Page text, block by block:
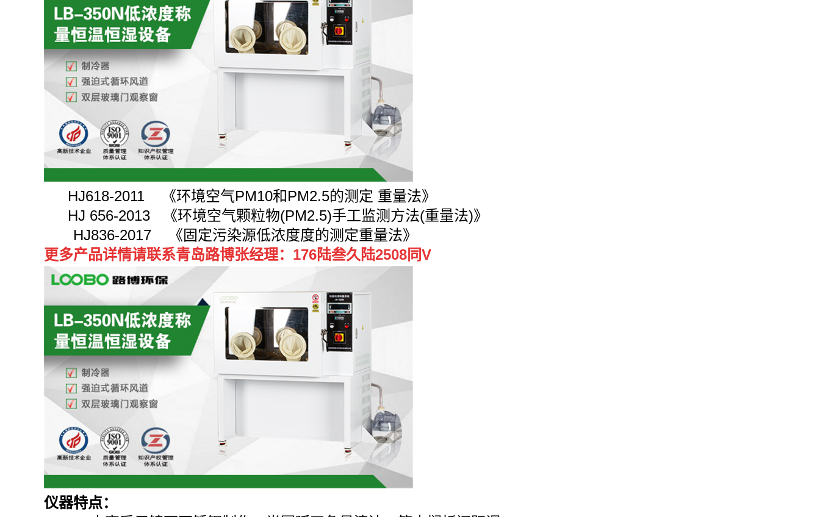
HJ618-2011 《环境空气PM10和PM2.5的测定 重量法》
HJ 656-2013 《环境空气颗粒物(PM2.5)手工监测方法(重量法)》
HJ836-2017 《固定污染源低浓度度的测定重量法》
更多产品详情请联系青岛路博张经理：176陆叁久陆2508同V
仪器特点：